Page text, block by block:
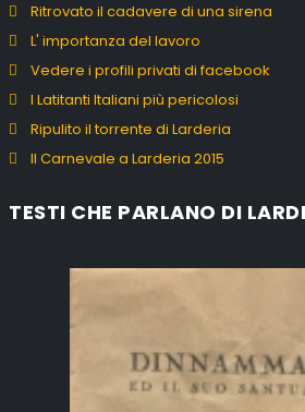
Ritrovato il cadavere di una sirena
L' importanza del lavoro
Vedere i profili privati di facebook
I Latitanti Italiani più pericolosi
Ripulito il torrente di Larderia
Il Carnevale a Larderia 2015
TESTI CHE PARLANO DI